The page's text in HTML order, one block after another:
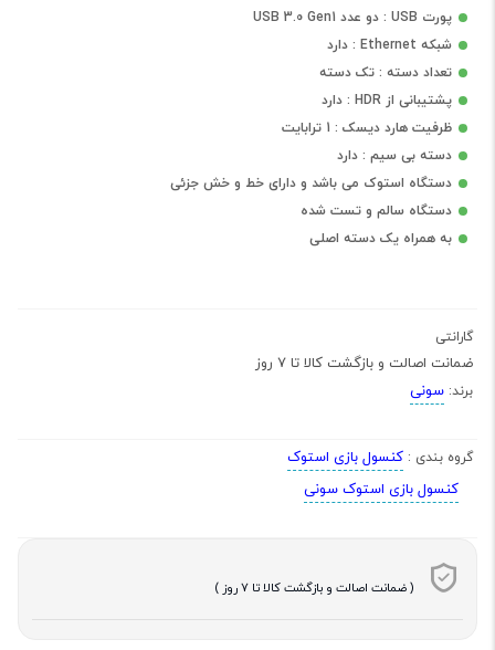
پورت USB : دو عدد USB 3.0 Gen1
شبکه Ethernet : دارد
تعداد دسته : تک دسته
پشتیبانی از HDR : دارد
ظرفیت هارد دیسک : 1 ترابایت
دسته بی سیم : دارد
دستگاه استوک می باشد و دارای خط و خش جزئی
دستگاه سالم و تست شده
به همراه یک دسته اصلی
گارانتی
ضمانت اصالت و بازگشت کالا تا 7 روز
برند: سونی
گروه بندی : کنسول بازی استوک
کنسول بازی استوک سونی
( ضمانت اصالت و بازگشت کالا تا 7 روز )